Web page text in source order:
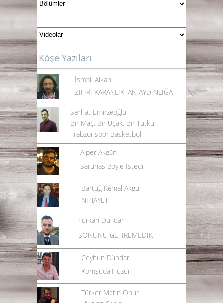
Köşe Yazıları
İsmail Alkan
ZİFİRİ KARANLIKTAN AYDINLIĞA
Serhat Emirzeoğlu
Bir Maç, Bir Uçak, Bir Tutku:
Trabzonspor Basketbol
Alper Akgün
Sarunas Böyle İstedi
Bartuğ Kemal Akgül
NİHAYET
Furkan Dündar
SONUNU GETİREMEDİK
Ceyhun Dündar
Komşuda Hüzün
Türker Metin Onur